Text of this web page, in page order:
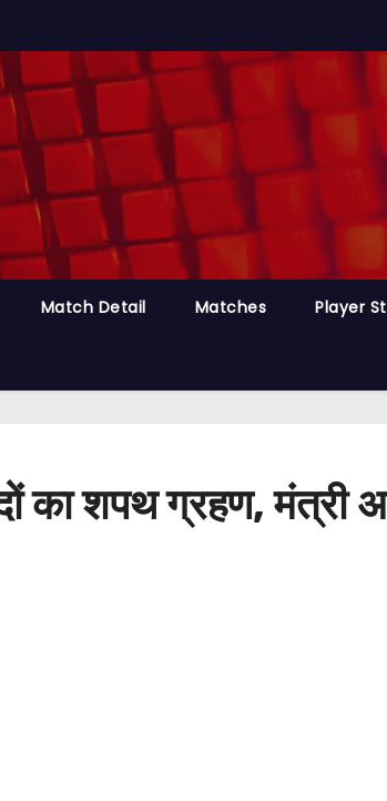
Match Detail Matches Player
का शपथ ग्रहण, मंत्री